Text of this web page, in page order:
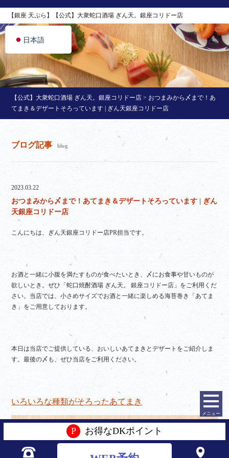
【銀座 天ぷら】【公式】大衆蛇口酒場 ぎん天。銀座コリドー店
メニュー
【公式】大衆蛇口酒場 ぎん天。銀座コリドー店 > おつまみから〆まで！あ
てまき＆デザートそろっています | ぎん天銀座コリドー店
ブログ記事 blog
2023.03.22
おつまみから〆まで！あてまき＆デザートそろっています | ぎん
天銀座コリドー店
こんにちは、ぎん天銀座コリドー店PR担当です。
お酒と一緒に小腹を満たすものが食べたいとき、〆にお食事や甘いものが
欲しいとき。ぜひ「蛇口焼酎酒場 ぎん天。 銀座コリドー店」をご利用くだ
さい。当店では、小さめサイズでお酒と一緒に楽しめる海苔巻き「あてま
き」をご用意しております。
本日は当店でご提供している、おいしいあてまきとデザートをご紹介しま
す。最後の〆も、ぜひ当店をご利用ください。
いろいろな種類がそろったあてまき
P お得なDKポイント
日本語
English
简体中文